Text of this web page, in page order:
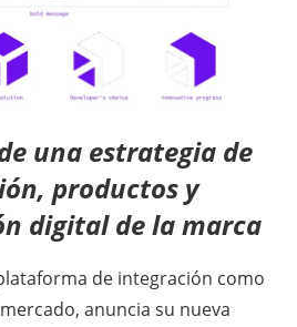
una estrategia de
productos y
digital de la marca
de integración como
anuncia su nueva